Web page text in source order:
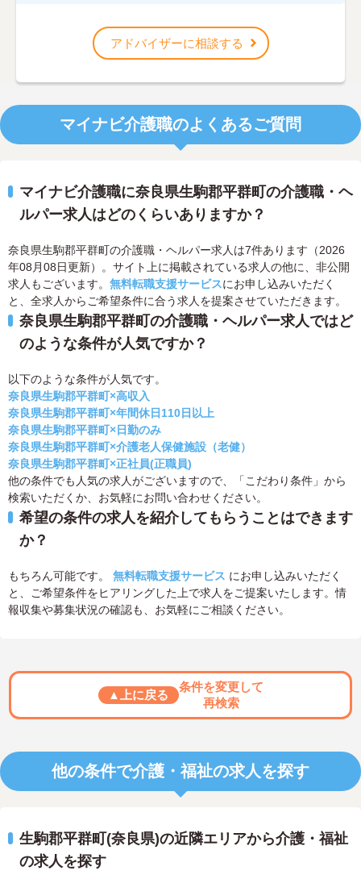
アドバイザーに相談する
マイナビ介護職のよくあるご質問
マイナビ介護職に奈良県生駒郡平群町の介護職・ヘ
ルパー求人はどのくらいありますか？
奈良県生駒郡平群町の介護職・ヘルパー求人は7件あります（2026
年08月08日更新）。サイト上に掲載されている求人の他に、非公開
求人もございます。 無料転職支援サービスにお申し込みいただく
と、全求人からご希望条件に合う求人を提案させていただきます。
奈良県生駒郡平群町の介護職・ヘルパー求人ではど
のような条件が人気ですか？
以下のような条件が人気です。
奈良県生駒郡平群町×高収入
奈良県生駒郡平群町×年間休日110日以上
奈良県生駒郡平群町×日勤のみ
奈良県生駒郡平群町×介護老人保健施設（老健）
奈良県生駒郡平群町×正社員(正職員)
他の条件でも人気の求人がございますので、「こだわり条件」から
検索いただくか、お気軽にお問い合わせください。
希望の条件の求人を紹介してもらうことはできます
か？
もちろん可能です。 無料転職支援サービス にお申し込みいただく
と、ご希望条件をヒアリングした上で求人をご提案いたします。情
報収集や募集状況の確認も、お気軽にご相談ください。
▲上に戻る
条件を変更して
再検索
他の条件で介護・福祉の求人を探す
生駒郡平群町(奈良県)の近隣エリアから介護・福祉
の求人を探す